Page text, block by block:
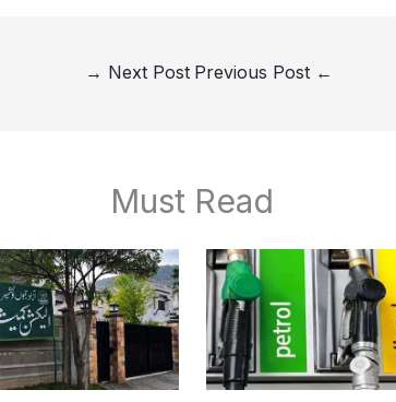
←
Next Post
→
Must Read